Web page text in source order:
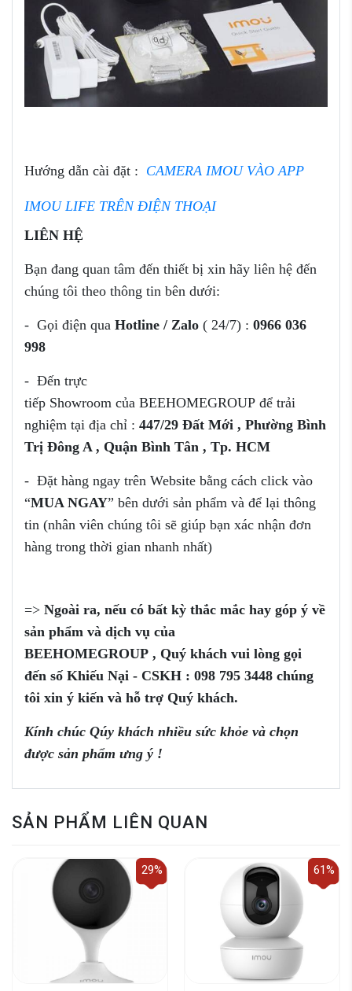
Hướng dẫn cài đặt : CAMERA IMOU VÀO APP
IMOU LIFE TRÊN ĐIỆN THOẠI
LIÊN HỆ
Bạn đang quan tâm đến thiết bị xin hãy liên hệ đến
chúng tôi theo thông tin bên dưới:
- Gọi điện qua Hotline / Zalo ( 24/7) : 0966 036
998
- Đến trực
tiếp Showroom của BEEHOMEGROUP để trải
nghiệm tại địa chỉ : 447/29 Đất Mới , Phường Bình
Trị Đông A , Quận Bình Tân , Tp. HCM
- Đặt hàng ngay trên Website bằng cách click vào
“MUA NGAY” bên dưới sản phẩm và để lại thông
tin (nhân viên chúng tôi sẽ giúp bạn xác nhận đơn
hàng trong thời gian nhanh nhất)
=> Ngoài ra, nếu có bất kỳ thắc mắc hay góp ý về
sản phẩm và dịch vụ của
BEEHOMEGROUP , Quý khách vui lòng gọi
đến số Khiếu Nại - CSKH : 098 795 3448 chúng
tôi xin ý kiến và hỗ trợ Quý khách.
Kính chúc Qúy khách nhiều sức khỏe và chọn
được sản phẩm ưng ý !
SẢN PHẨM LIÊN QUAN
29% 61%